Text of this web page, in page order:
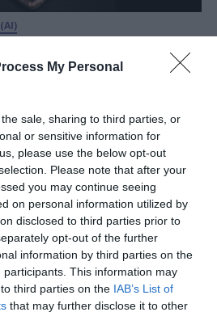
My Personal
sale, sharing to third parties, or
or sensitive information for
please use the below opt-out
Please note that after your
you may continue seeing
on personal information utilized by
disclosed to third parties prior to
opt-out of the further
information by third parties on the
participants. This information may
third parties on the IAB’s List of
that may further disclose it to other
της Τεχνητής